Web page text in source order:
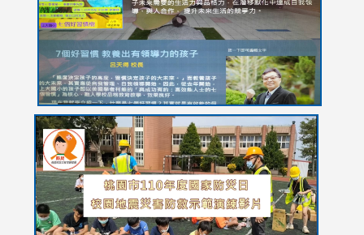
YfDQppRvyMk686kIw6SBbssEIZ6WnT/view?
usp=sharing
link
to
https://drive.google.com/file/d/
usp=sharing